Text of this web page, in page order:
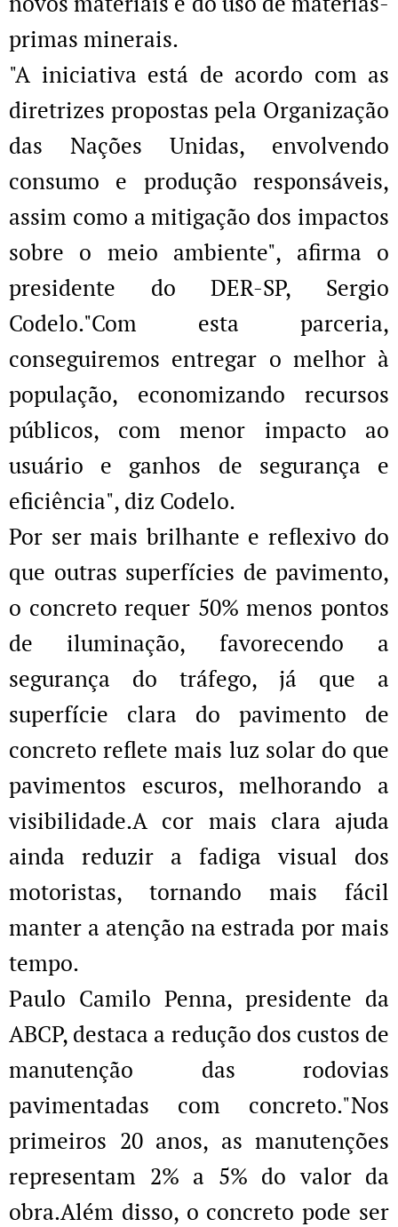
primas minerais.
"A iniciativa está de acordo com as
diretrizes propostas pela Organização
das Nações Unidas, envolvendo
consumo e produção responsáveis,
assim como a mitigação dos impactos
sobre o meio ambiente", afirma o
presidente do DER-SP, Sergio
Codelo."Com esta parceria,
conseguiremos entregar o melhor à
população, economizando recursos
públicos, com menor impacto ao
usuário e ganhos de segurança e
eficiência", diz Codelo.
Por ser mais brilhante e reflexivo do
que outras superfícies de pavimento,
o concreto requer 50% menos pontos
de iluminação, favorecendo a
segurança do tráfego, já que a
superfície clara do pavimento de
concreto reflete mais luz solar do que
pavimentos escuros, melhorando a
visibilidade.A cor mais clara ajuda
ainda reduzir a fadiga visual dos
motoristas, tornando mais fácil
manter a atenção na estrada por mais
tempo.
Paulo Camilo Penna, presidente da
ABCP, destaca a redução dos custos de
manutenção das rodovias
pavimentadas com concreto."Nos
primeiros 20 anos, as manutenções
representam 2% a 5% do valor da
obra.Além disso, o concreto pode ser